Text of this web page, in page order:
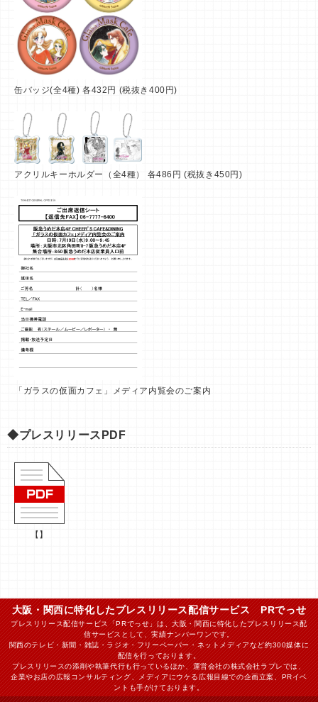
缶バッジ(全4種) 各432円 (税抜き400円)
アクリルキーホルダー（全4種） 各486円 (税抜き450円)
「ガラスの仮面カフェ」メディア内覧会のご案内
◆プレスリリースPDF
【】
大阪・関西に特化したプレスリリース配信サービス PRでっせ
プレスリリース配信サービス「PRでっせ」は、大阪・関西に特化したプレスリリース配
信サービスとして、実績ナンバーワンです。
関西のテレビ・新聞・雑誌・ラジオ・フリーペーパー・ネットメディアなど約300媒体に
配信を行っております。
プレスリリースの添削や執筆代行も行っているほか、運営会社の株式会社ラプレでは、
企業やお店の広報コンサルティング、メディアにウケる広報目線での企画立案、PRイベ
ントも手がけております。